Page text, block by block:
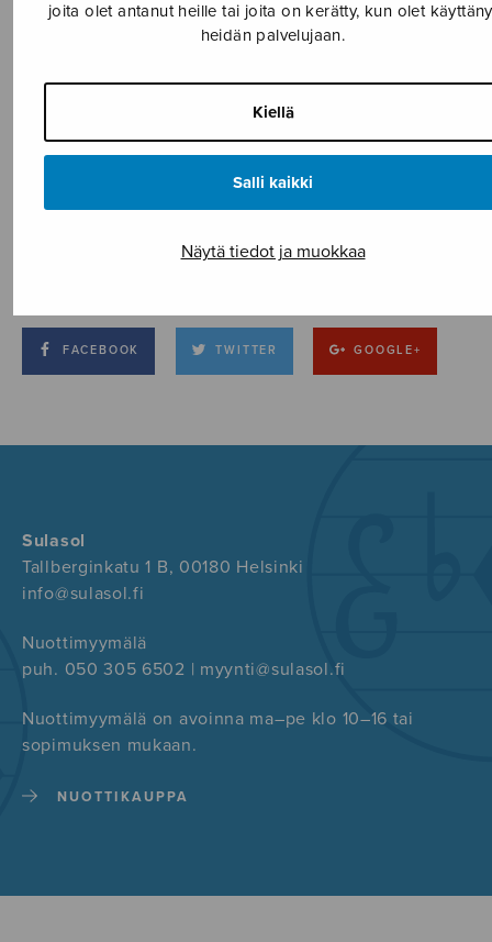
joita olet antanut heille tai joita on kerätty, kun olet
heidän palvelujaan.
Kiellä
Salli kaikki
Näytä tiedot ja muokkaa
FACEBOOK TWITTER GOOGLE+
Sulasol
Tallberginkatu 1 B, 00180 Helsinki
info@sulasol.fi
Nuottimyymälä
puh. 050 305 6502 | myynti@sulasol.fi
Nuottimyymälä on avoinna ma–pe klo 10–16 tai
sopimuksen mukaan.
NUOTTIKAUPPA